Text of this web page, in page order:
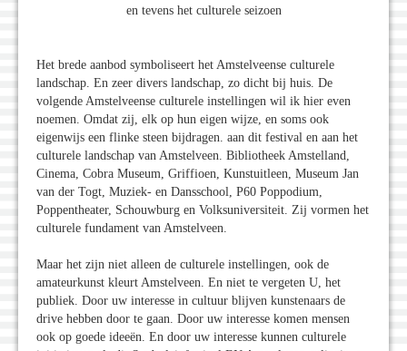
en tevens het culturele seizoen
Het brede aanbod symboliseert het Amstelveense culturele
landschap. En zeer divers landschap, zo dicht bij huis. De
volgende Amstelveense culturele instellingen wil ik hier even
noemen. Omdat zij, elk op hun eigen wijze, en soms ook
eigenwijs een flinke steen bijdragen. aan dit festival en aan het
culturele landschap van Amstelveen. Bibliotheek Amstelland,
Cinema, Cobra Museum, Griffioen, Kunstuitleen, Museum Jan
van der Togt, Muziek- en Dansschool, P60 Poppodium,
Poppentheater, Schouwburg en Volksuniversiteit. Zij vormen het
culturele fundament van Amstelveen.
Maar het zijn niet alleen de culturele instellingen, ook de
amateurkunst kleurt Amstelveen. En niet te vergeten U, het
publiek. Door uw interesse in cultuur blijven kunstenaars de
drive hebben door te gaan. Door uw interesse komen mensen
ook op goede ideeën. En door uw interesse kunnen culturele